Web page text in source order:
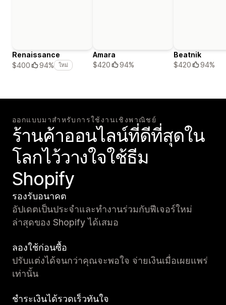
Renaissance
$400
94% ใหม่
Amara
$420
94%
Beatnik
$420
94%
ออกแบบมาสำหรับการใช้งานเชิงพาณิชย์
ร้านค้าออนไลน์ที่ดีที่สุดใน
โลกไว้วางใจใช้ธีม
Shopify
รองรับอนาคต
อัปเดตเป็นประจำและทำงานร่วมกับฟีเจอร์ใหม่
ล่าสุดของ Shopify ได้เสมอ
ลองใช้ก่อนซื้อ
ปรับแต่งได้จนกว่าคุณจะพอใจ จ่ายเงินเมื่อเผยแพร่
เท่านั้น
ชำระเงินได้รวดเร็วทันใจ